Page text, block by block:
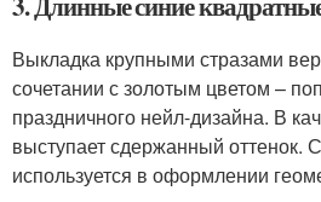
Выкладка крупными стразами
сочетании с золотым цветом –
праздничного нейл-дизайна. В
выступает сдержанный оттенок.
используется в оформлении